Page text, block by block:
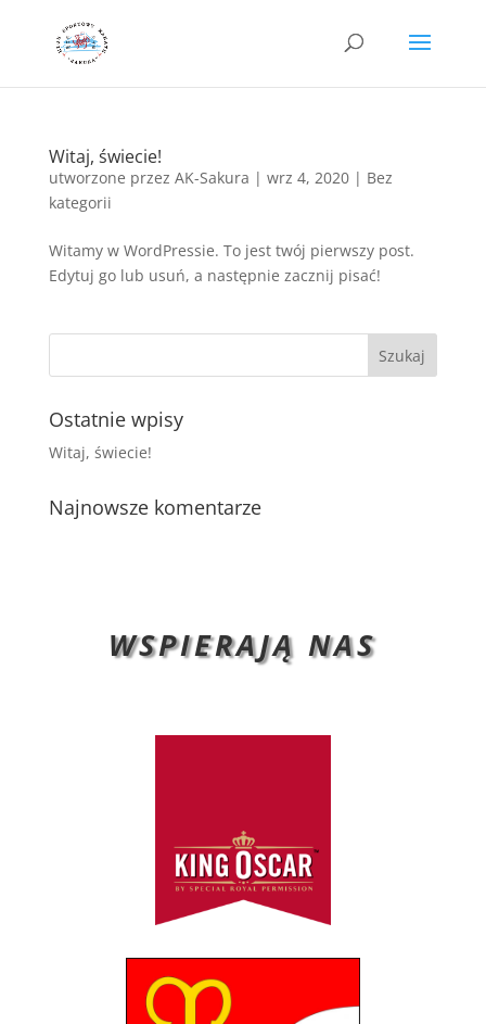
Witaj, świecie!
utworzone przez AK-Sakura | wrz 4, 2020| Bez
kategorii
Witamy w WordPressie. To jest twój pierwszy post.
Edytuj go lub usuń, a następnie zacznij pisać!
Ostatnie wpisy
Witaj, świecie!
Najnowsze komentarze
WSPIERAJĄ NAS